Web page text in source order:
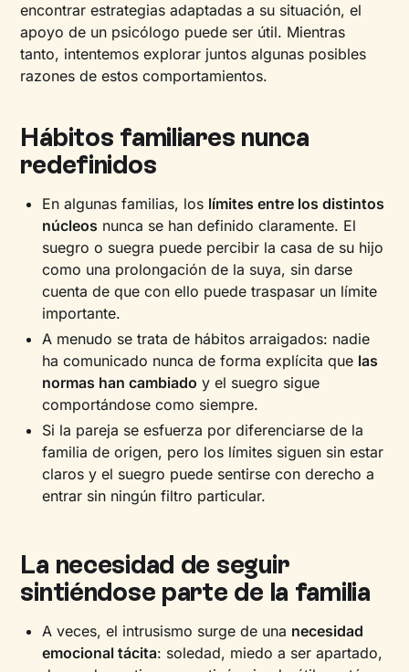
encontrar estrategias adaptadas a su situación, el
apoyo de un psicólogo puede ser útil. Mientras
tanto, intentemos explorar juntos algunas posibles
razones de estos comportamientos.
Hábitos familiares nunca
redefinidos
En algunas familias, los límites entre los distintos
núcleos nunca se han definido claramente. El
suegro o suegra puede percibir la casa de su hijo
como una prolongación de la suya, sin darse
cuenta de que con ello puede traspasar un límite
importante.
A menudo se trata de hábitos arraigados: nadie
ha comunicado nunca de forma explícita que las
normas han cambiado y el suegro sigue
comportándose como siempre.
Si la pareja se esfuerza por diferenciarse de la
familia de origen, pero los límites siguen sin estar
claros y el suegro puede sentirse con derecho a
entrar sin ningún filtro particular.
La necesidad de seguir
sintiéndose parte de la familia
A veces, el intrusismo surge de una necesidad
emocional tácita: soledad, miedo a ser apartado,